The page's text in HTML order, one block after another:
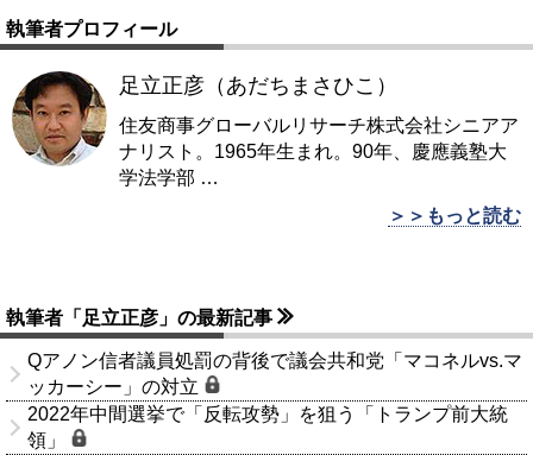
執筆者プロフィール
足立正彦（あだちまさひこ）
住友商事グローバルリサーチ株式会社シニアア
ナリスト。1965年生まれ。90年、慶應義塾大
学法学部 …
＞＞もっと読む
執筆者「足立正彦」の最新記事
Qアノン信者議員処罰の背後で議会共和党「マコネルvs.マ
ッカーシー」の対立
2022年中間選挙で「反転攻勢」を狙う「トランプ前大統
領」